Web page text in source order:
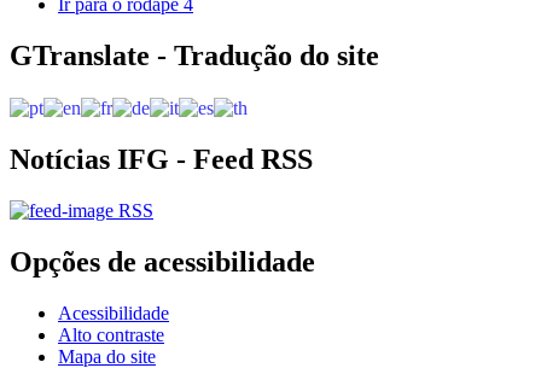
Acesso à informação
Ir para o rodapé 4
GTranslate - Tradução do site
Notícias IFG - Feed RSS
RSS
Opções de acessibilidade
Acessibilidade
Alto contraste
Mapa do site